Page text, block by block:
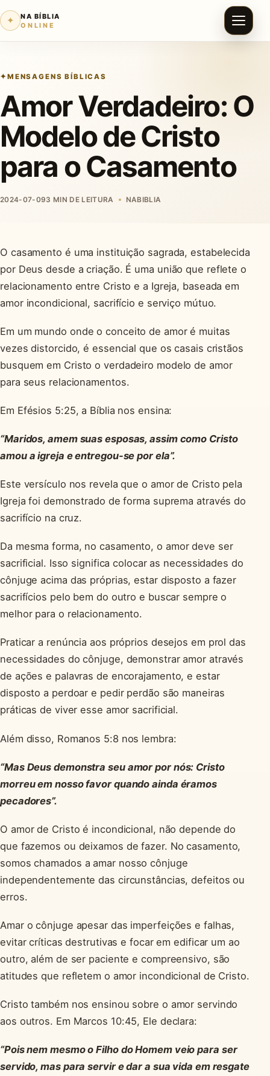
✦
NA BÍBLIA
ONLINE
MENSAGENS BÍBLICAS
Amor Verdadeiro: O
Modelo de Cristo
para o Casamento
2024-07-093 MIN DE LEITURA NABIBLIA
O casamento é uma instituição sagrada, estabelecida
por Deus desde a criação. É uma união que reflete o
relacionamento entre Cristo e a Igreja, baseada em
amor incondicional, sacrifício e serviço mútuo.
Em um mundo onde o conceito de amor é muitas
vezes distorcido, é essencial que os casais cristãos
busquem em Cristo o verdadeiro modelo de amor
para seus relacionamentos.
Em Efésios 5:25, a Bíblia nos ensina:
“Maridos, amem suas esposas, assim como Cristo
amou a igreja e entregou-se por ela”.
Este versículo nos revela que o amor de Cristo pela
Igreja foi demonstrado de forma suprema através do
sacrifício na cruz.
Da mesma forma, no casamento, o amor deve ser
sacrificial. Isso significa colocar as necessidades do
cônjuge acima das próprias, estar disposto a fazer
sacrifícios pelo bem do outro e buscar sempre o
melhor para o relacionamento.
Praticar a renúncia aos próprios desejos em prol das
necessidades do cônjuge, demonstrar amor através
de ações e palavras de encorajamento, e estar
disposto a perdoar e pedir perdão são maneiras
práticas de viver esse amor sacrificial.
Além disso, Romanos 5:8 nos lembra:
“Mas Deus demonstra seu amor por nós: Cristo
morreu em nosso favor quando ainda éramos
pecadores”.
O amor de Cristo é incondicional, não depende do
que fazemos ou deixamos de fazer. No casamento,
somos chamados a amar nosso cônjuge
independentemente das circunstâncias, defeitos ou
erros.
Amar o cônjuge apesar das imperfeições e falhas,
evitar críticas destrutivas e focar em edificar um ao
outro, além de ser paciente e compreensivo, são
atitudes que refletem o amor incondicional de Cristo.
Cristo também nos ensinou sobre o amor servindo
aos outros. Em Marcos 10:45, Ele declara:
“Pois nem mesmo o Filho do Homem veio para ser
servido, mas para servir e dar a sua vida em resgate